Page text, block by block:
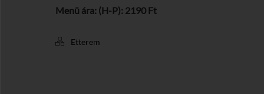
Menü ára: (H-P): 2190 Ft
Etterem